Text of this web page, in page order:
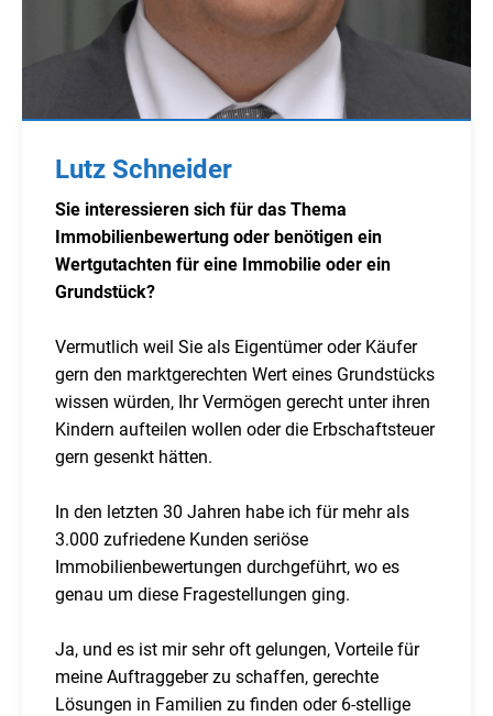
Lutz Schneider
Sie interessieren sich für das Thema
Immobilienbewertung oder benötigen ein
Wertgutachten für eine Immobilie oder ein
Grundstück?
Vermutlich weil Sie als Eigentümer oder Käufer
gern den marktgerechten Wert eines Grundstücks
wissen würden, Ihr Vermögen gerecht unter ihren
Kindern aufteilen wollen oder die Erbschaftsteuer
gern gesenkt hätten.
In den letzten 30 Jahren habe ich für mehr als
3.000 zufriedene Kunden seriöse
Immobilienbewertungen durchgeführt, wo es
genau um diese Fragestellungen ging.
Ja, und es ist mir sehr oft gelungen, Vorteile für
meine Auftraggeber zu schaffen, gerechte
Lösungen in Familien zu finden oder 6-stellige